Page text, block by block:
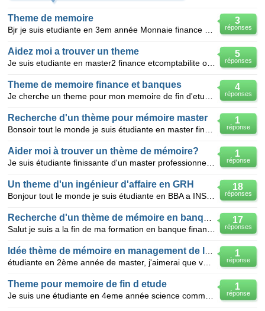
3
réponses
Theme de memoire
5
réponses
Aidez moi a trouver un theme
4
réponses
Theme de memoire finance et banques
1
réponse
Recherche d'un thème pour mémoire master
1
réponse
Aider moi à trouver un thème de mémoire?
18
réponses
Un theme d'un ingénieur d'affaire en GRH
17
réponses
1
réponse
1
réponse
Theme pour memoire de fin d etude